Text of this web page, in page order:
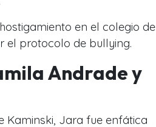
en el colegio de
el protocolo de bullying.
Andrade y
Kaminski, Jara fue enfática